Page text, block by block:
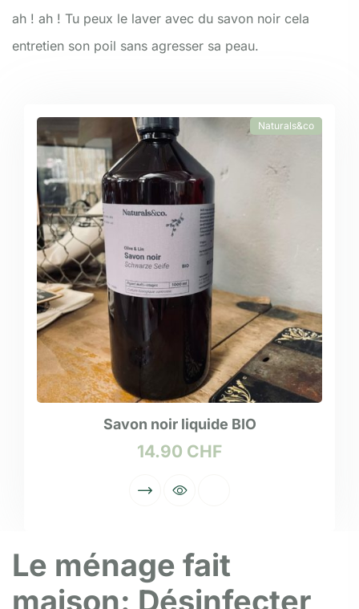
ah ! ah ! Tu peux le laver avec du savon noir cela
entretien son poil sans agresser sa peau.
Naturals&co
Savon noir liquide BIO
14.90 CHF
Le ménage fait
maison: Désinfecter